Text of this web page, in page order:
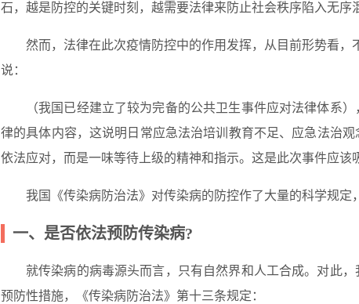
石，越是防控的关键时刻，越需要法律来防止社会秩序陷入无序
然而，法律在此次疫情防控中的作用发挥，从目前形势看
说：
（我国已经建立了较为完备的公共卫生事件应对法律体系
律的具体内容，这说明日常应急法治培训教育不足、应急法治
依法应对，而是一味等待上级的精神和指示。这是此次事件应该
我国《传染病防治法》对传染病的防控作了大量的科学规定
一、是否依法预防传染病?
就传染病的病毒源头而言，只有自然界和人工合成。对此
预防性措施，《传染病防治法》第十三条规定：